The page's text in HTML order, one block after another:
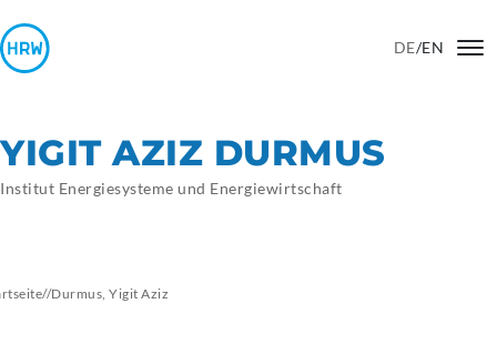
DE/EN
YIGIT AZIZ DURMUS
Institut Energiesysteme und Energiewirtschaft
//Durmus, Yigit Aziz